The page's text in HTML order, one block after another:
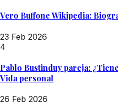
Vero Buffone Wikipedia:
23 Feb 2026
4
Pablo Bustinduy pareja:
Vida personal
26 Feb 2026